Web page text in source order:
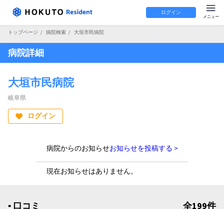
ログイン
トップページ / 病院検索 / 大垣市民病院
病院詳細
大垣市民病院
岐阜県
ログイン
病院からのお知らせお知らせを投稿する >
現在お知らせはありません。
▪︎ 口コミ 全199件